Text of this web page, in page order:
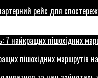
рейс для
пішохідних маршрутів